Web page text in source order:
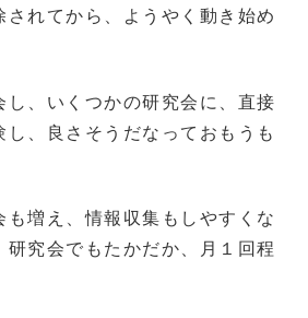
されてから、ようやく動き始め
し、いくつかの研究会に、直接
、良さそうだなっておもうも
増え、情報収集もしやすくな
研究会でもたかだか、月１回程